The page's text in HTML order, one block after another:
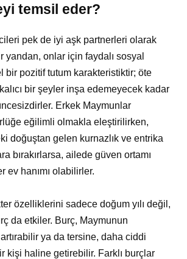
temsil eder?
pek de iyi aşk partnerleri olarak
yandan, onlar için faydalı sosyal
bir pozitif tutum karakteristiktir; öte
bir şeyler inşa edemeyecek kadar
Erkek Maymunlar
eğilimli olmakla eleştirilirken,
doğuştan gelen kurnazlık ve entrika
bırakırlarsa, ailede güven ortamı
ev hanımı olabilirler.
özelliklerini sadece doğum yılı değil,
da etkiler. Burç, Maymunun
ya da tersine, daha ciddi
kişi haline getirebilir. Farklı burçlar